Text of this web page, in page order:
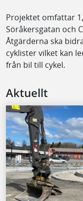
Projektet omfattar
Söråkersgatan och
Åtgärderna ska
cyklister vilket kan
från bil till cykel.
Aktuellt